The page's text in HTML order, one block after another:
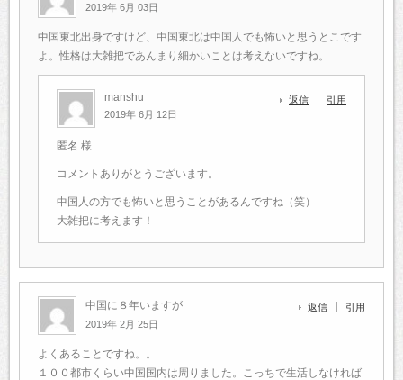
2019年 6月 03日
中国東北出身ですけど、中国東北は中国人でも怖いと思うとこです
よ。性格は大雑把であんまり細かいことは考えないですね。
manshu
2019年 6月 12日
返信 引用
匿名 様
コメントありがとうございます。
中国人の方でも怖いと思うことがあるんですね（笑）
大雑把に考えます！
中国に８年いますが
2019年 2月 25日
返信 引用
よくあることですね。。
１００都市くらい中国国内は周りました。こっちで生活しなければ